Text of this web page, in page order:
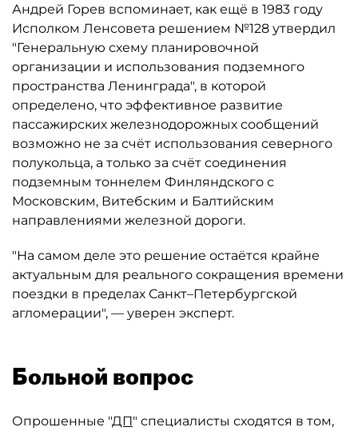
Андрей Горев вспоминает, как ещё в 1983 году
Исполком Ленсовета решением №128 утвердил
"Генеральную схему планировочной
организации и использования подземного
пространства Ленинграда", в которой
определено, что эффективное развитие
пассажирских железнодорожных сообщений
возможно не за счёт использования северного
полукольца, а только за счёт соединения
подземным тоннелем Финляндского с
Московским, Витебским и Балтийским
направлениями железной дороги.
"На самом деле это решение остаётся крайне
актуальным для реального сокращения времени
поездки в пределах Санкт–Петербургской
агломерации", — уверен эксперт.
Больной вопрос
Опрошенные "ДП" специалисты сходятся в том,